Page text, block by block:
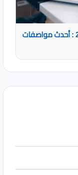
أفضل أجهزة اللاب توب للبرمجة لعام 2026 : أحدث مواصفات